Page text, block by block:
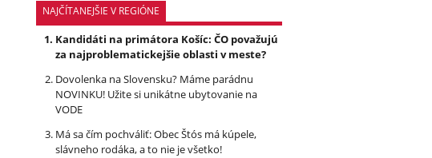
NAJČÍTANEJŠIE V REGIÓNE
Kandidáti na primátora Košíc: ČO považujú
za najproblematickejšie oblasti v meste?
Dovolenka na Slovensku? Máme parádnu
NOVINKU! Užite si unikátne ubytovanie na
VODE
Má sa čím pochváliť: Obec Štós má kúpele,
slávneho rodáka, a to nie je všetko!